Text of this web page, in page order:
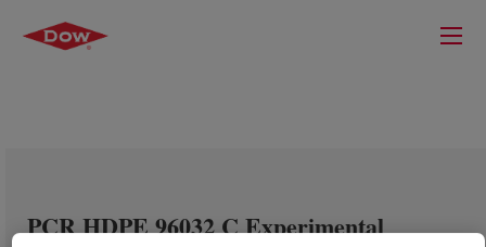
PCR HDPE 96032 C Experimental